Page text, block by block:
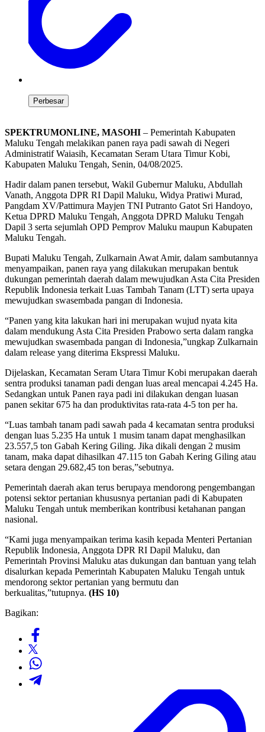
Perbesar
SPEKTRUMONLINE, MASOHI – Pemerintah Kabupaten
Maluku Tengah melakikan panen raya padi sawah di Negeri
Administratif Waiasih, Kecamatan Seram Utara Timur Kobi,
Kabupaten Maluku Tengah, Senin, 04/08/2025.
Hadir dalam panen tersebut, Wakil Gubernur Maluku, Abdullah
Vanath, Anggota DPR RI Dapil Maluku, Widya Pratiwi Murad,
Pangdam XV/Pattimura Mayjen TNI Putranto Gatot Sri Handoyo,
Ketua DPRD Maluku Tengah, Anggota DPRD Maluku Tengah
Dapil 3 serta sejumlah OPD Pemprov Maluku maupun Kabupaten
Maluku Tengah.
Bupati Maluku Tengah, Zulkarnain Awat Amir, dalam sambutannya
menyampaikan, panen raya yang dilakukan merupakan bentuk
dukungan pemerintah daerah dalam mewujudkan Asta Cita Presiden
Republik Indonesia terkait Luas Tambah Tanam (LTT) serta upaya
mewujudkan swasembada pangan di Indonesia.
“Panen yang kita lakukan hari ini merupakan wujud nyata kita
dalam mendukung Asta Cita Presiden Prabowo serta dalam rangka
mewujudkan swasembada pangan di Indonesia,”ungkap Zulkarnain
dalam release yang diterima Ekspressi Maluku.
Dijelaskan, Kecamatan Seram Utara Timur Kobi merupakan daerah
sentra produksi tanaman padi dengan luas areal mencapai 4.245 Ha.
Sedangkan untuk Panen raya padi ini dilakukan dengan luasan
panen sekitar 675 ha dan produktivitas rata-rata 4-5 ton per ha.
“Luas tambah tanam padi sawah pada 4 kecamatan sentra produksi
dengan luas 5.235 Ha untuk 1 musim tanam dapat menghasilkan
23.557,5 ton Gabah Kering Giling. Jika dikali dengan 2 musim
tanam, maka dapat dihasilkan 47.115 ton Gabah Kering Giling atau
setara dengan 29.682,45 ton beras,”sebutnya.
Pemerintah daerah akan terus berupaya mendorong pengembangan
potensi sektor pertanian khususnya pertanian padi di Kabupaten
Maluku Tengah untuk memberikan kontribusi ketahanan pangan
nasional.
“Kami juga menyampaikan terima kasih kepada Menteri Pertanian
Republik Indonesia, Anggota DPR RI Dapil Maluku, dan
Pemerintah Provinsi Maluku atas dukungan dan bantuan yang telah
disalurkan kepada Pemerintah Kabupaten Maluku Tengah untuk
mendorong sektor pertanian yang bermutu dan
berkualitas,”tutupnya. (HS 10)
Bagikan: